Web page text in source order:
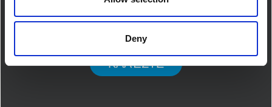
Deny
ΚΑΛΈΣΤΕ